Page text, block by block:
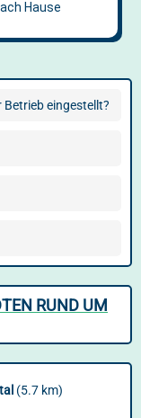
eingestellt?
RUND UM
(5.7 km)